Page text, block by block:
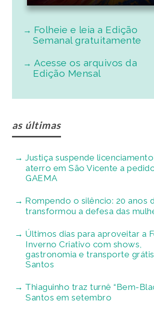
Folheie e leia a Edição
Semanal gratuitamente
Acesse os arquivos da
Edição Mensal
as últimas
Justiça suspende
aterro em São Vicente a
GAEMA
Rompendo o silêncio: 20 anos
transformou a defesa das
Últimos dias para aproveitar a
Inverno Criativo com shows,
gastronomia e transporte
Santos
Thiaguinho traz turnê “Bem-
Santos em setembro